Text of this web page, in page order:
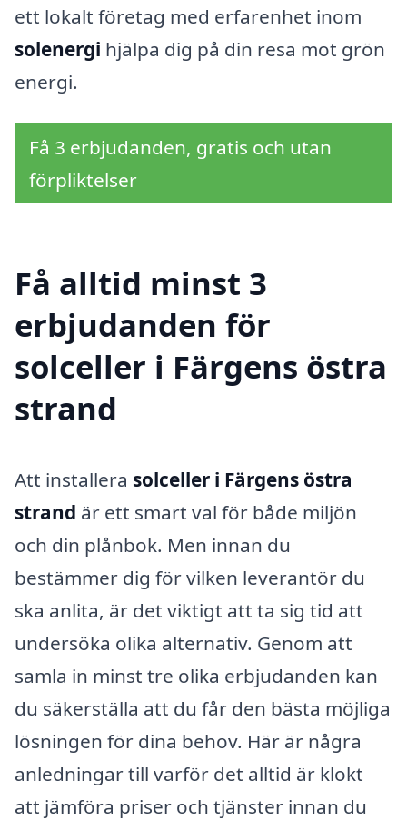
ett lokalt företag med erfarenhet inom
solenergi hjälpa dig på din resa mot grön
energi.
Få 3 erbjudanden, gratis och utan
förpliktelser
Få alltid minst 3
erbjudanden för
solceller i Färgens östra
strand
Att installera solceller i Färgens östra
strand är ett smart val för både miljön
och din plånbok. Men innan du
bestämmer dig för vilken leverantör du
ska anlita, är det viktigt att ta sig tid att
undersöka olika alternativ. Genom att
samla in minst tre olika erbjudanden kan
du säkerställa att du får den bästa möjliga
lösningen för dina behov. Här är några
anledningar till varför det alltid är klokt
att jämföra priser och tjänster innan du